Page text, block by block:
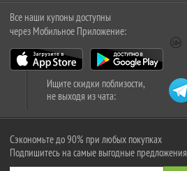
Все наши купоны доступны
через Мобильное Приложение:
Ищите скидки поблизости,
не выходя из чата:
Сэкономьте до 90% при любых покупках
Подпишитесь на самые выгодные предложения